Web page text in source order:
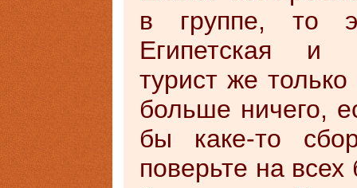
в группе, то
Египетская и
турист же
больше ничего,
бы каке-то
поверьте на